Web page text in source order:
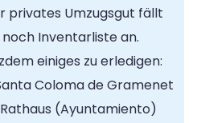
privates Umzugsgut fällt
Inventarliste an.
einiges zu erledigen:
Coloma de Gramenet
(Ayuntamiento)